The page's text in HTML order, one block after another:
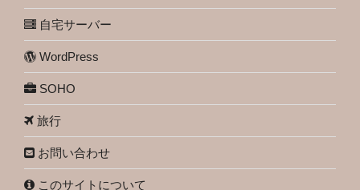
自宅サーバー
WordPress
SOHO
旅行
お問い合わせ
このサイトについて